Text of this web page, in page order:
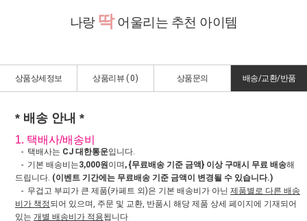
나랑 딱어울리는 추천 아이템
상품상세정보 상품리뷰 ( 0) 상품문의 배송/교환/반품
* 배송 안내 *
1. 택배사/배송비
- 택배사는 CJ 대한통운입니다.
- 기본 배송비는3,000원이며 , {무료배송 기준 금액} 이상 구매시 무료 배송해
드립니다. (이벤트 기간에는 무료배송 기준 금액이 변경될 수 있습니다.)
- 무겁고 부피가 큰 제품(카페트 외)은 기본 배송비가 아닌 제품별로 다른 배송
비가 책정되어 있으며, 주문 및 교환, 반품시 해당 제품 상세 페이지에 기재되어
있는 개별 배송비가 적용됩니다